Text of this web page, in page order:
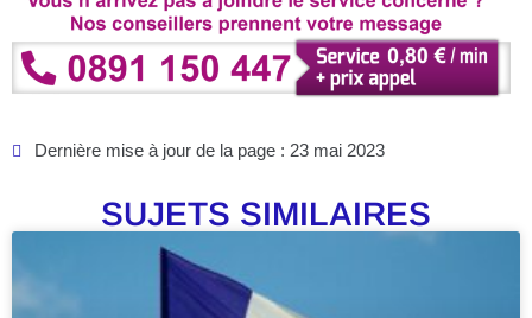
Dernière mise à jour de la page : 23 mai 2023
SUJETS SIMILAIRES